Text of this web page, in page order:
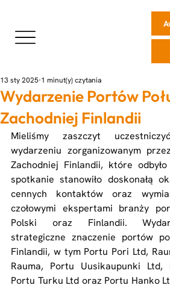
Wydarzenie Portów
Zachodniej Finlandii
13 sty 2025 1 minut(y) czytania
Mieliśmy zaszczyt
wydarzeniu zorganizowanym
Zachodniej Finlandii, które
spotkanie stanowiło doskonałą
cennych kontaktów oraz
czołowymi ekspertami branży
Polski oraz Finlandii.
strategiczne znaczenie portów
Finlandii, w tym Portu Pori Ltd,
Rauma, Portu Uusikaupunki
Portu Turku Ltd oraz Portu Hanko